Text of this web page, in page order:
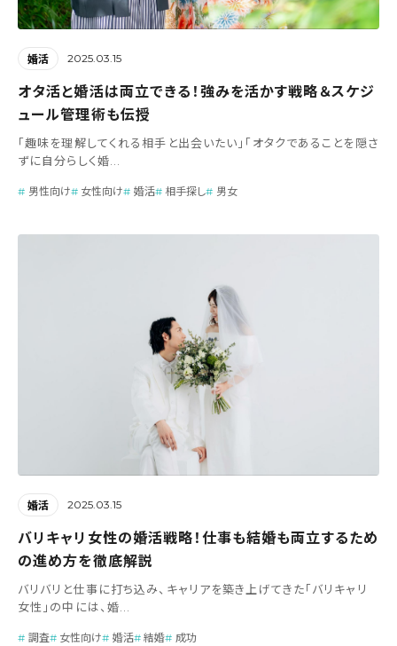
婚活 2025.03.15
オタ活と婚活は両立できる！強みを活かす戦略＆スケジ
ュール管理術も伝授
「趣味を理解してくれる相手と出会いたい」「オタクであることを隠さ
ずに自分らしく婚...
男性向け 女性向け 婚活 相手探し 男女
婚活 2025.03.15
バリキャリ女性の婚活戦略！仕事も結婚も両立するため
の進め方を徹底解説
バリバリと仕事に打ち込み、キャリアを築き上げてきた「バリキャリ
女性」の中には、婚...
調査 女性向け 婚活 結婚 成功